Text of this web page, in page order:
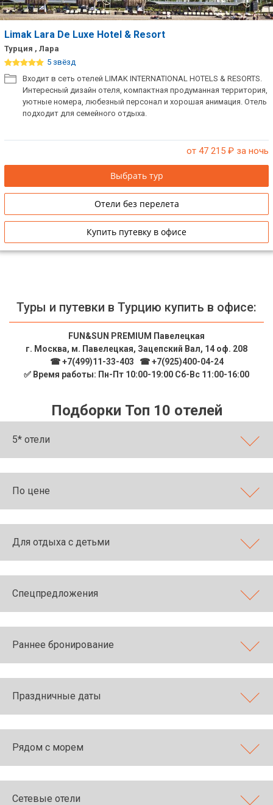
Limak Lara De Luxe Hotel & Resort
Турция , Лара
5 звёзд
Входит в сеть отелей LIMAK INTERNATIONAL HOTELS & RESORTS.
Интересный дизайн отеля, компактная продуманная территория,
уютные номера, любезный персонал и хорошая анимация. Отель
подходит для семейного отдыха.
от 47 215 ₽ за ночь
Выбрать тур
Отели без перелета
Купить путевку в офисе
Туры и путевки в Турцию купить в офисе:
FUN&SUN PREMIUM Павелецкая
г. Москва, м. Павелецкая, Зацепский Вал, 14 оф. 208
☎ +7(499)11-33-403
☎ +7(925)400-04-24
✅ Время работы: Пн-Пт 10:00-19:00 Сб-Вс 11:00-16:00
Подборки Топ 10 отелей
5* отели
По цене
Для отдыха с детьми
Спецпредложения
Раннее бронирование
Праздничные даты
Рядом с морем
Сетевые отели